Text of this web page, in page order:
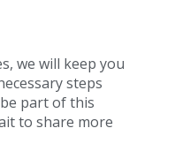
we will keep you
steps
part of this
to share more